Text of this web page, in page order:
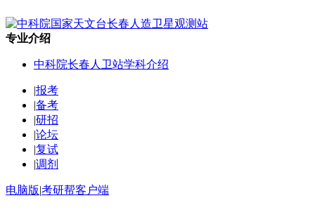
专业介绍
中科院长春人卫站学科介绍
|报考
|备考
|研招
|论坛
|复试
|调剂
电脑版|考研帮客户端